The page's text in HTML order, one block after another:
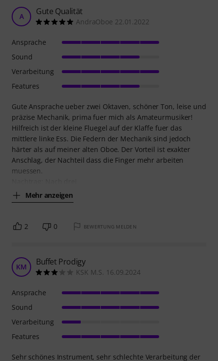
A Gute Qualität
AndraOboe 22.01.2022
Gute Ansprache ueber zwei Oktaven, schöner Ton, leise und
präzise Mechanik, prima fuer mich als Amateurmusiker!
Hilfreich ist der kleine Fluegel auf der Klaffe fuer das
mittlere linke Ess. Die Federn der Mechanik sind jedoch
härter als auf meiner alten Oboe. Der Vorteil ist exakter
Anschlag, der Nachteil dass die Finger mehr arbeiten
muessen.
Mehr anzeigen
Ansprache
Sound
Verarbeitung
Features
2 0 BEWERTUNG MELDEN
KM Buffet Prodigy
KSK M.S. 16.09.2024
Sehr schönes Instrument, sehr schlechte Verarbeitung der
Ansprache
Sound
Verarbeitung
Features